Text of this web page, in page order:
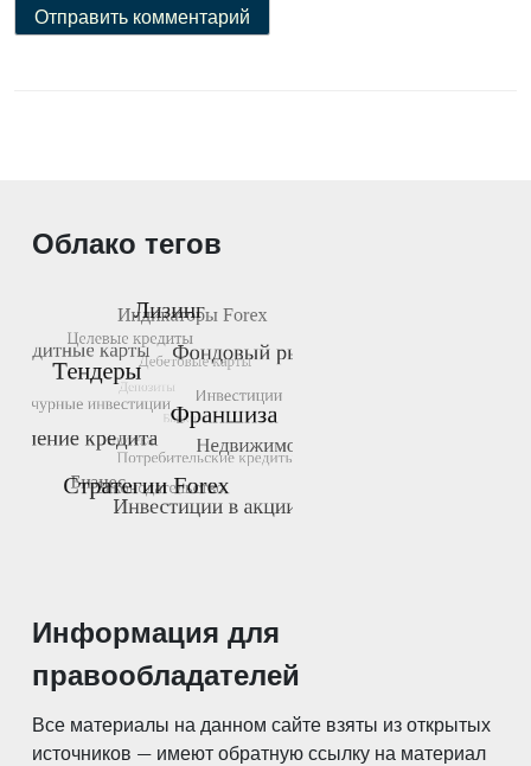
Облако тегов
Информация для
правообладателей
Все материалы на данном сайте взяты из открытых
источников — имеют обратную ссылку на материал